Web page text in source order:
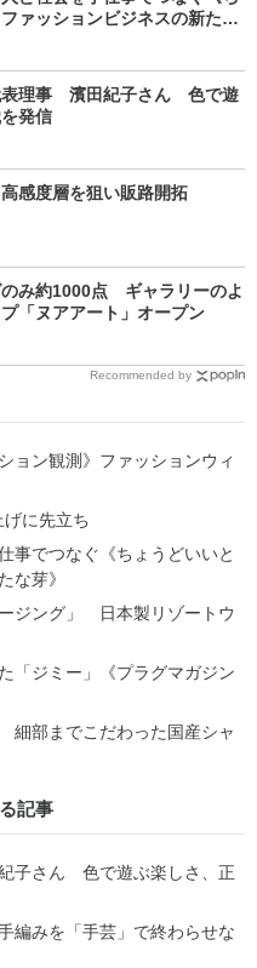
ァッションビジネスの新たな
表理事 濱田紀子さん 色で遊
発信
感度層を狙い販路開拓
のみ約1000点 ギャラリーのよ
「ヌアアート」オープン
Recommended by
ョン観測》ファッションウィ
に先立ち
事でつなぐ《ちょうどいいと
な芽》
ジング」 日本製リゾートウ
「ジミー」《プラグマガジン
細部までこだわった国産シャ
記事
子さん 色で遊ぶ楽しさ、正
編みを「手芸」で終わらせな